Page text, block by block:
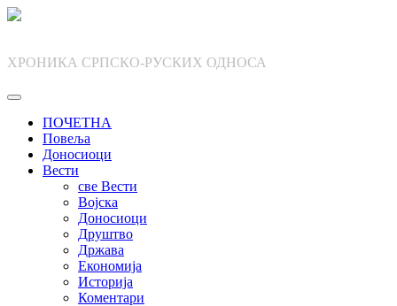
Skip
ХРОНИКА СРПСКО-РУСКИХ ОДНОСА
ПОЧЕТНА
Повеља
Доносиоци
Вести
све Вести
Војска
Доносиоци
Друштво
Држава
Економија
Историја
Коментари